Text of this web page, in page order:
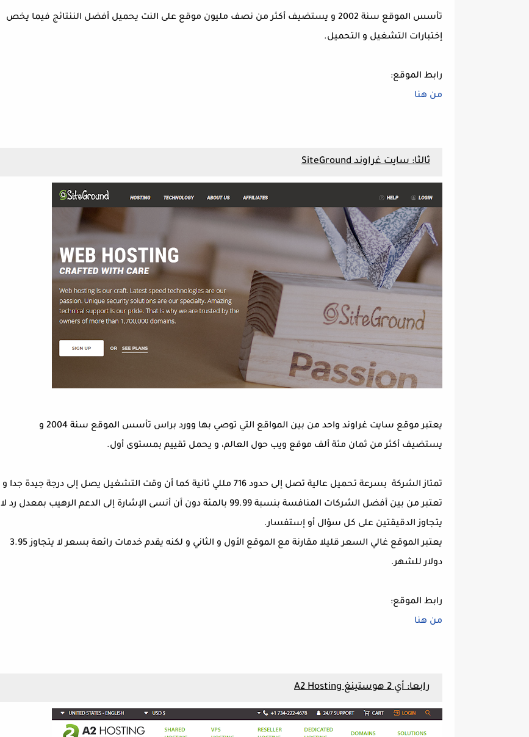
تأسس الموقع سنة 2002 و يستضيف أكثر من نصف مليون موقع على النت يحميل أفضل الننتائج فيما يخص
إختبارات التشغيل و التحميل.
رابط الموقع:
من هنا
ثالثا: سايت غراوند SiteGround
يعتبر موقع سايت غراوند واحد من بين المواقع التي توصي بها وورد براس تأسس الموقع سنة 2004 و
يستضيف أكثر من ثمان مئة ألف موقع ويب حول العالم، و يحمل تقييم بمستوى أول.
تمتاز الشركة بسرعة تحميل عالية تصل إلى حدود 716 مللي ثانية كما أن وقت التشغيل يصل إلى درجة جيدة جدا و
تعتبر من بين أفضل الشركات المنافسة بنسبة 99.99 بالمئة دون أن أنسى الإشارة إلى الدعم الرهيب بمعدل رد لا
يتجاوز الدقيقتين على كل سؤال أو إستفسار.
يعتبر الموقع غالي السعر قليلا مقارنة مع الموقع الأول و الثاني و لكنه يقدم خدمات رائعة بسعر لا يتجاوز 3.95
دولار للشهر.
رابط الموقع:
من هنا
رابعا: أي 2 هوستينغ A2 Hosting